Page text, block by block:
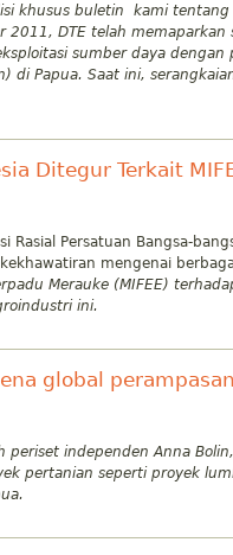
khusus buletin kami
2011, DTE telah memaparkan
sumber daya dengan
di Papua. Saat ini,
Ditegur Terkait
Rasial Persatuan Bangsa-
mengenai
Merauke (MIFEE)
ini.
global
periset independen Anna Bolin,
pertanian seperti proyek